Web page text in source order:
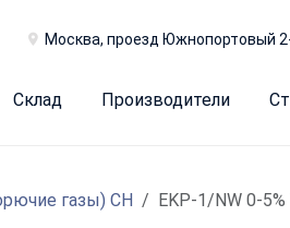
Москва, проезд Южнопортовый
Склад Производители
газы) CH EKP-1/NW 0-